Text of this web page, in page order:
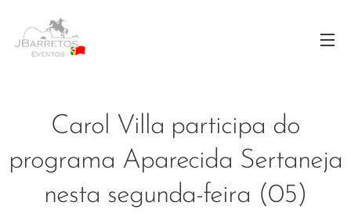
Carol Villa participa do
programa Aparecida Sertaneja
nesta segunda-feira (05)